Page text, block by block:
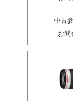
中古
お問